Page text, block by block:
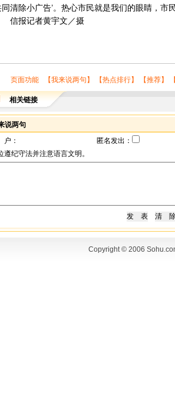
同清除小广告’。热心市民就是我们的眼睛，市
报记者黄宇文／摄
页面功能 【我来说两句 】 【热点排行】 【推荐】
相关链接
说两句
：
匿名发出：
遵纪守法并注意语言文明。
Copyright © 2006